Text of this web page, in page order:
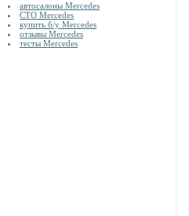
автосалоны Mercedes
СТО Mercedes
купить б/у Mercedes
отзывы Mercedes
тесты Mercedes